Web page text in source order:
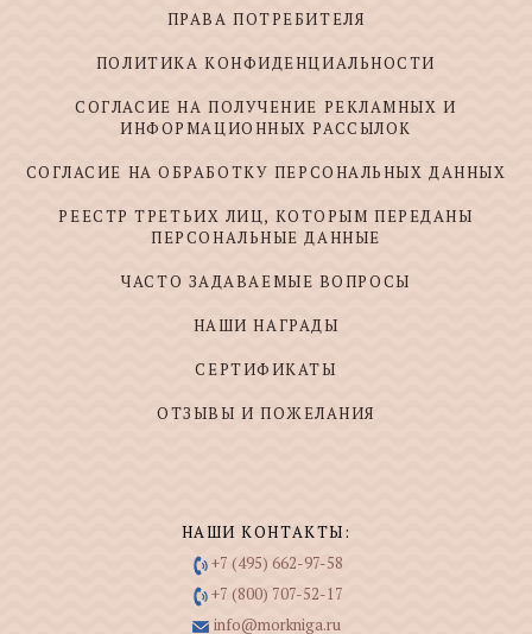
ПРАВА ПОТРЕБИТЕЛЯ
ПОЛИТИКА КОНФИДЕНЦИАЛЬНОСТИ
СОГЛАСИЕ НА ПОЛУЧЕНИЕ РЕКЛАМНЫХ И
ИНФОРМАЦИОННЫХ РАССЫЛОК
СОГЛАСИЕ НА ОБРАБОТКУ ПЕРСОНАЛЬНЫХ ДАННЫХ
РЕЕСТР ТРЕТЬИХ ЛИЦ, КОТОРЫМ ПЕРЕДАНЫ
ПЕРСОНАЛЬНЫЕ ДАННЫЕ
ЧАСТО ЗАДАВАЕМЫЕ ВОПРОСЫ
НАШИ НАГРАДЫ
СЕРТИФИКАТЫ
ОТЗЫВЫ И ПОЖЕЛАНИЯ
НАШИ КОНТАКТЫ:
+7 (495) 662-97-58
+7 (800) 707-52-17
info@morkniga.ru